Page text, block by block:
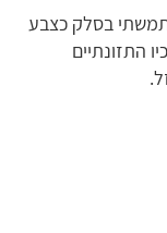
בסלק כצבע
התזונתיים